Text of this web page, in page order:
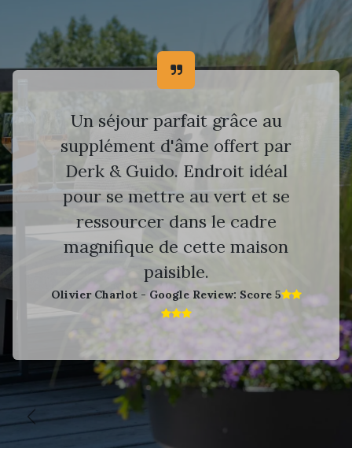
Un séjour parfait grâce au
supplément d'âme offert par
Derk & Guido. Endroit idéal
pour se mettre au vert et se
ressourcer dans le cadre
magnifique de cette maison
paisible.
Olivier Charlot - Google Review: Score 5​
Vorige